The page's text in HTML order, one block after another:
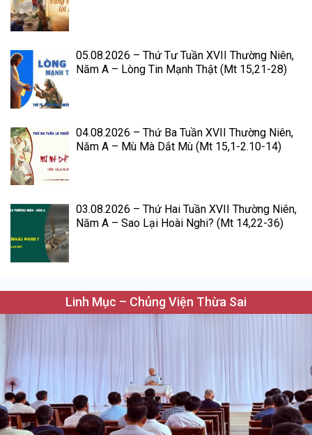
05.08.2026 – Thứ Tư Tuần XVII Thường Niên,
Năm A – Lòng Tin Mạnh Thật (Mt 15,21-28)
04.08.2026 – Thứ Ba Tuần XVII Thường Niên,
Năm A – Mù Mà Dắt Mù (Mt 15,1-2.10-14)
03.08.2026 – Thứ Hai Tuần XVII Thường Niên,
Năm A – Sao Lại Hoài Nghi? (Mt 14,22-36)
Linh Mục – Chủng Viện Thừa Sai